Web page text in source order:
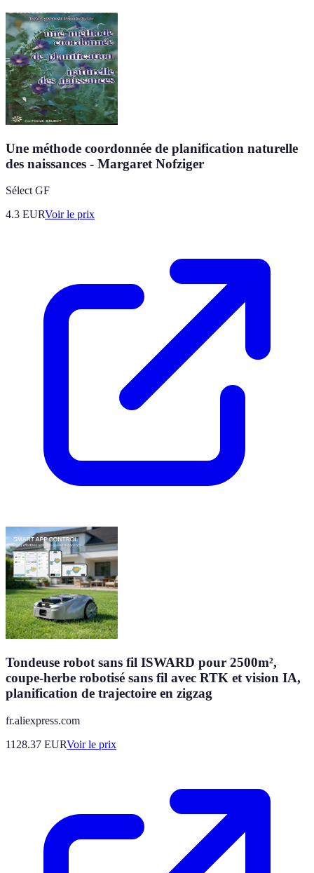
Une méthode coordonnée de planification naturelle
des naissances - Margaret Nofziger
Sélect GF
4.3 EURVoir le prix
Tondeuse robot sans fil ISWARD pour 2500m²,
coupe-herbe robotisé sans fil avec RTK et vision IA,
planification de trajectoire en zigzag
fr.aliexpress.com
1128.37 EURVoir le prix